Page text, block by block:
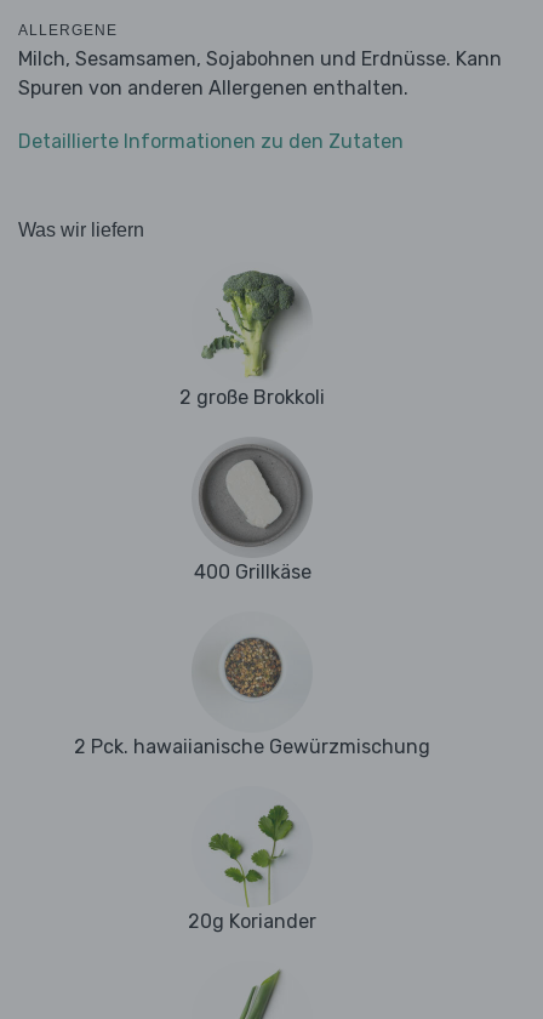
ALLERGENE
Milch, Sesamsamen, Sojabohnen und Erdnüsse. Kann
Spuren von anderen Allergenen enthalten.
Detaillierte Informationen zu den Zutaten
Was wir liefern
2 große Brokkoli
400 Grillkäse
2 Pck. hawaiianische Gewürzmischung
20g Koriander